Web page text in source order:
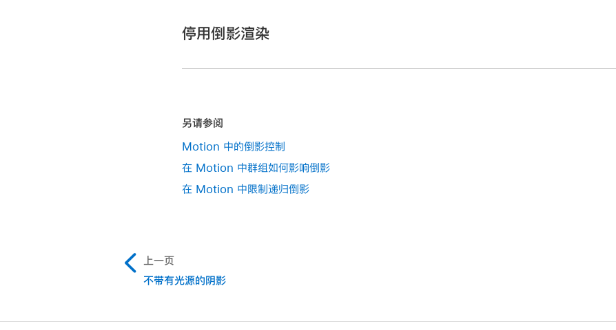
停用倒影渲染
另请参阅
Motion 中的倒影控制
在 Motion 中群组如何影响倒影
在 Motion 中限制递归倒影
上一页
不带有光源的阴影